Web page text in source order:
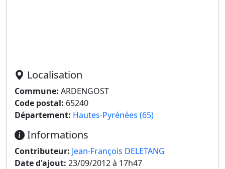
Localisation
Commune: ARDENGOST
Code postal: 65240
Département: Hautes-Pyrénées (65)
Informations
Contributeur: Jean-François DELETANG
Date d'ajout: 23/09/2012 à 17h47